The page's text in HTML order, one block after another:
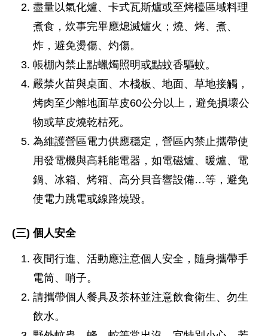
盡量以氣化爐、卡式瓦斯爐或至烤檯區域料理
煮食，炊事完畢應熄滅爐火；燒、烤、煮、
炸，避免燙傷、灼傷。
帳棚內禁止點蠟燭照明或點蚊香驅蚊。
嚴禁火苗與桌面、木棧板、地面、草地接觸，
烤肉至少離地面草皮60公分以上，避免損壞公
物或草皮燒乾枯死。
為維護營區電力供應穩定，營區內禁止攜帶使
用發電機與高耗能電器，如電磁爐、暖爐、電
鍋、冰箱、烤箱、高分貝音響設備…等，避免
使電力跳電或線路燒毀。
(三) 個人安全
夜間行進、活動應注意個人安全，隨身攜帶手
電筒、哨子。
請攜帶個人餐具及茶杯並注意飲食衛生、勿生
飲水。